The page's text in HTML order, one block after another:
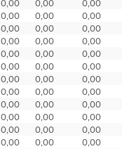
0,00 0,00
0,00
0,00 0,00
0,00
0,00 0,00
0,00
0,00 0,00
0,00
0,00 0,00
0,00
0,00 0,00
0,00
0,00 0,00
0,00
0,00 0,00
0,00
0,00 0,00
0,00
0,00 0,00
0,00
0,00 0,00
0,00
0,00 0,00
0,00